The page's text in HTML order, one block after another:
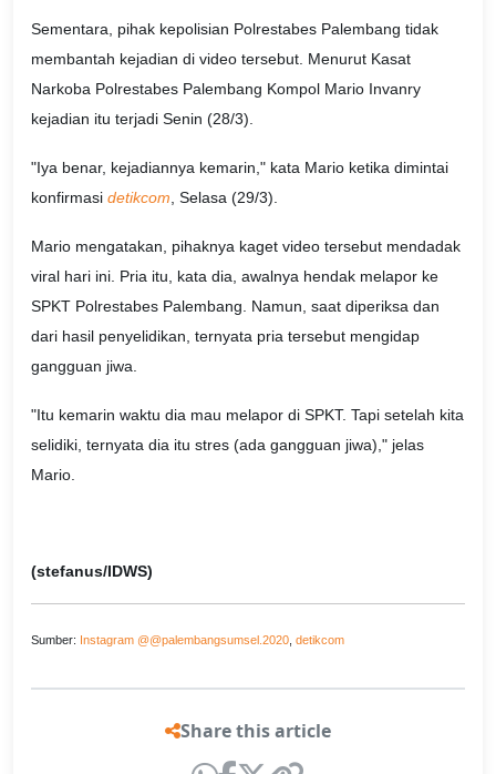
Sementara, pihak kepolisian Polrestabes Palembang tidak
membantah kejadian di video tersebut. Menurut Kasat
Narkoba Polrestabes Palembang Kompol Mario Invanry
kejadian itu terjadi Senin (28/3).
"Iya benar, kejadiannya kemarin," kata Mario ketika dimintai
konfirmasi detikcom, Selasa (29/3).
Mario mengatakan, pihaknya kaget video tersebut mendadak
viral hari ini. Pria itu, kata dia, awalnya hendak melapor ke
SPKT Polrestabes Palembang. Namun, saat diperiksa dan
dari hasil penyelidikan, ternyata pria tersebut mengidap
gangguan jiwa.
"Itu kemarin waktu dia mau melapor di SPKT. Tapi setelah kita
selidiki, ternyata dia itu stres (ada gangguan jiwa)," jelas
Mario.
(stefanus/IDWS)
Sumber: Instagram @@palembangsumsel.2020 detikcom
Share this article